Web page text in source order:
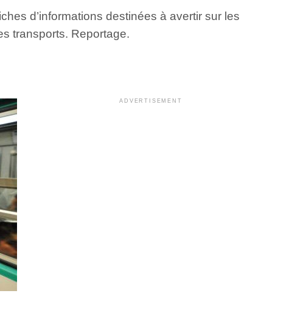
d’informations destinées à avertir sur les
transports. Reportage.
ADVERTISEMENT